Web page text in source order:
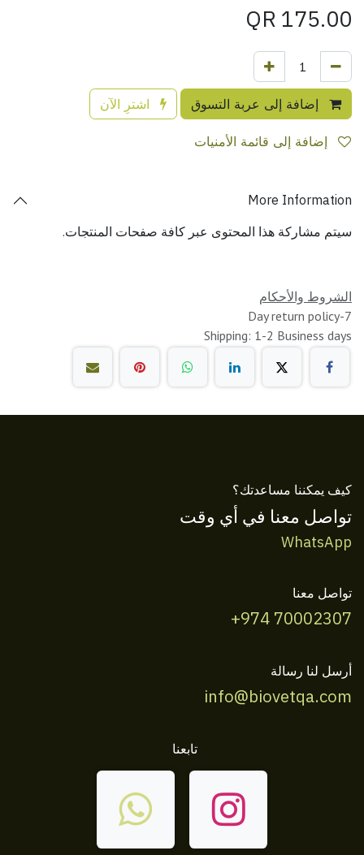
175.00
إضافة إلى عربة التسوق اشترِ الآن
More Information
سيتم مشاركة هذا المحتوى عبر كافة صفحات المنتجات.
الشروط والأحكام
7-Day return policy
Shipping: 1-2 Business days
كيف يمكننا مساعدتك؟
تواصل معنا في أي وقت
WhatsApp
تواصل معنا
+974 70002307
أرسل لنا رسالة
info@biovetqa.com
تابعنا